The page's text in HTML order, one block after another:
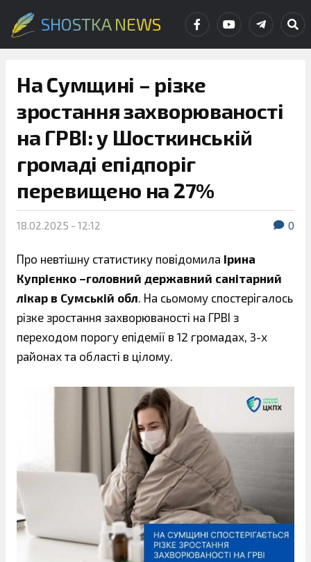
SHOSTKA NEWS
На Сумщині – різке
зростання захворюваності
на ГРВІ: у Шосткинській
громаді епідпоріг
перевищено на 27%
18.02.2025 - 12:12 0
Про невтішну статистику повідомила Ірина
Купрієнко –головний державний санітарний
лікар в Сумській обл. На сьомому спостерігалось
різке зростання захворюваності на ГРВІ з
переходом порогу епідемії в 12 громадах, 3-х
районах та області в цілому.